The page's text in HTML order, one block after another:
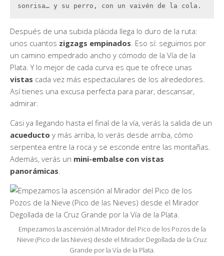
sonrisa… y su perro, con un vaivén de la cola.
Después de una subida plácida llega lo duro de la ruta:
unos cuantos zigzags empinados. Eso sí: seguimos por
un camino empedrado ancho y cómodo de la Vía de la
Plata. Y lo mejor de cada curva es que te ofrece unas
vistas cada vez más espectaculares de los alrededores.
Así tienes una excusa perfecta para parar, descansar,
admirar.
Casi ya llegando hasta el final de la vía, verás la salida de un
acueducto y más arriba, lo verás desde arriba, cómo
serpentea entre la roca y se esconde entre las montañas.
Además, verás un mini-embalse con vistas
panorámicas.
Empezamos la ascensión al Mirador del Pico de los Pozos de la
Nieve (Pico de las Nieves) desde el Mirador Degollada de la Cruz
Grande por la Vía de la Plata.